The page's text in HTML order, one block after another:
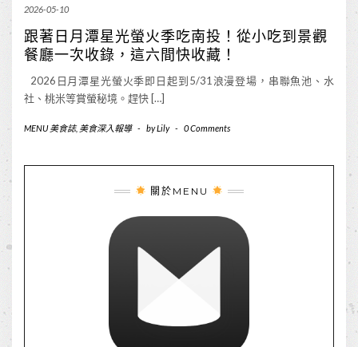
2026-05-10
跟著日月潭星光螢火季吃南投！從小吃到景觀
餐廳一次收錄，這六間快收藏！
2026日月潭星光螢火季即日起到5/31浪漫登場，串聯魚池、水
社、桃米等賞螢秘境。趕快 […]
MENU 美食誌, 美食深入報導 - byLily - 0 Comments
關於MENU